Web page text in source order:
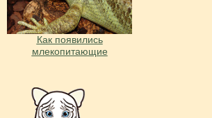
Как появились
млекопитающие